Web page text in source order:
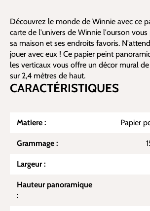
Découvrez le monde de Winnie avec ce
carte de l'univers de Winnie l'ourson vous
sa maison et ses endroits favoris.
jouer avec eux ! Ce papier peint
les verticaux vous offre un décor mural
sur 2,4 mètres de haut.
CARACTÉRISTIQUES
Matiere : Papier
Grammage :
Largeur :
Hauteur panoramique
: